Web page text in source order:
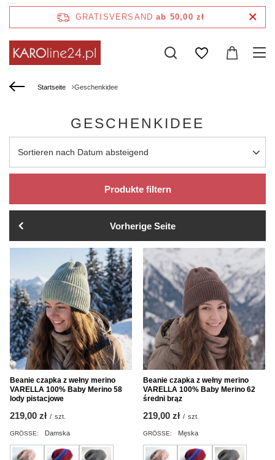
GRATISVERSAND ab 50,00 zł
Startseite Geschenkidee
GESCHENKIDEE
Sortierung ändern
Sortieren nach Datum absteigend
Produkte filtern
Vorherige Seite
Beanie czapka z wełny merino
VARELLA 100% Baby Merino 58
lody pistacjowe
219,00 zł / szt.
GRÖSSE: Damska
Beanie czapka z wełny merino
VARELLA 100% Baby Merino 62
średni brąz
219,00 zł / szt.
GRÖSSE: Męska